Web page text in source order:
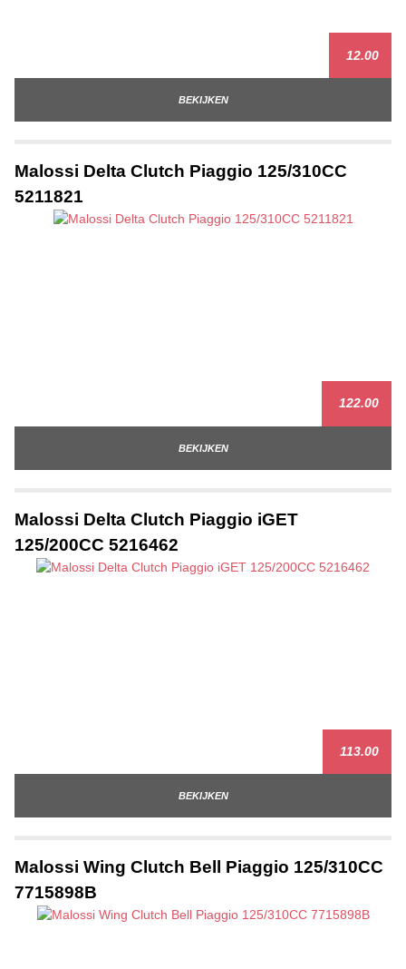
12.00
BEKIJKEN
Malossi Delta Clutch Piaggio 125/310CC
5211821
122.00
BEKIJKEN
Malossi Delta Clutch Piaggio iGET
125/200CC 5216462
113.00
BEKIJKEN
Malossi Wing Clutch Bell Piaggio 125/310CC
7715898B